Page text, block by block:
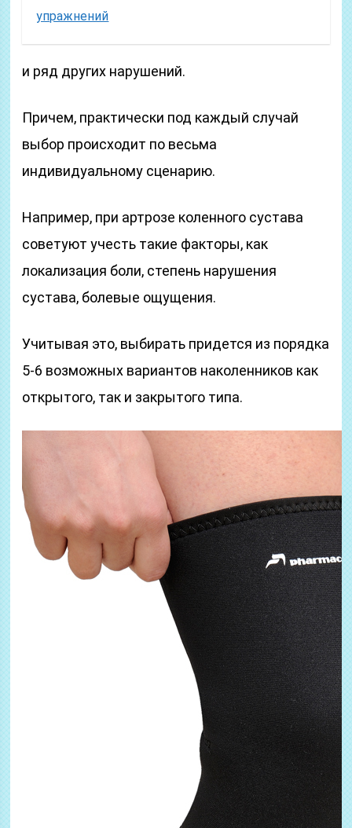
упражнений
и ряд других нарушений.
Причем, практически под каждый случай
выбор происходит по весьма
индивидуальному сценарию.
Например, при артрозе коленного сустава
советуют учесть такие факторы, как
локализация боли, степень нарушения
сустава, болевые ощущения.
Учитывая это, выбирать придется из порядка
5-6 возможных вариантов наколенников как
открытого, так и закрытого типа.